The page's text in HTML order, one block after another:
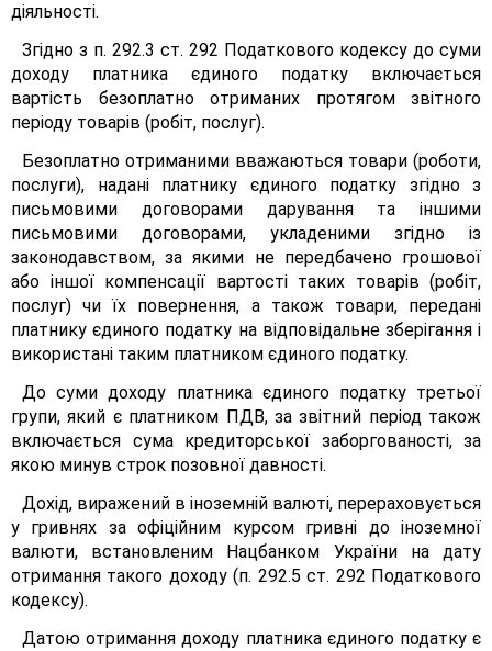
діяльності.
Згідно з п. 292.3 ст. 292 Податкового кодексу до суми
доходу платника єдиного податку включається
вартість безоплатно отриманих протягом звітного
періоду товарів (робіт, послуг).
Безоплатно отриманими вважаються товари (роботи,
послуги), надані платнику єдиного податку згідно з
письмовими договорами дарування та іншими
письмовими договорами, укладеними згідно із
законодавством, за якими не передбачено грошової
або іншої компенсації вартості таких товарів (робіт,
послуг) чи їх повернення, а також товари, передані
платнику єдиного податку на відповідальне зберігання і
використані таким платником єдиного податку.
До суми доходу платника єдиного податку третьої
групи, який є платником ПДВ, за звітний період також
включається сума кредиторської заборгованості, за
якою минув строк позовної давності.
Дохід, виражений в іноземній валюті, перераховується
у гривнях за офіційним курсом гривні до іноземної
валюти, встановленим Нацбанком України на дату
отримання такого доходу (п. 292.5 ст. 292 Податкового
кодексу).
Датою отримання доходу платника єдиного податку є